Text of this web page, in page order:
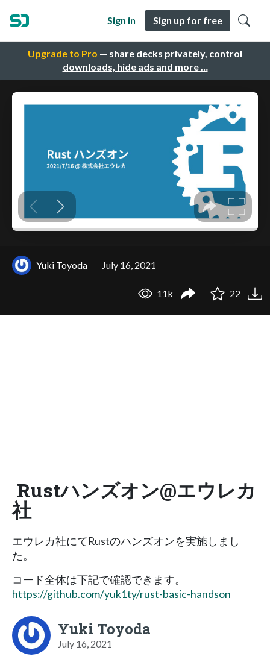
Upgrade to Pro — share decks privately, control
downloads, hide ads and more …
Sign in Sign up for free
Yuki Toyoda July 16, 2021
11k 22
Rustハンズオン@エウレカ
社
エウレカ社にてRustのハンズオンを実施しまし
た。
コード全体は下記で確認できます。
https://github.com/yuk1ty/rust-basic-handson
Yuki Toyoda
July 16, 2021